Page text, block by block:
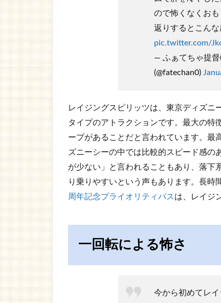
ので怖くなくお
返りするとこん
pic.twitter.com/
— ふぁてちゃ提
(@fatechan0)
レイジングスピリッツは、東京ディズニ
タイプのアトラクションです。最大の特
ープがあることだと言われています。最
ズニーシーの中では比較的スピード感の
が少ない」と言われることもあり、落下
り乗りやすいという声もあります。長時
周年記念プライオリティパスは、レイジ
一回転による怖さ
今から初めてレ